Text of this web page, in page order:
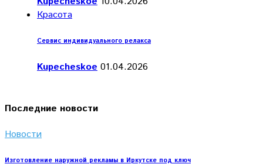
Красота
Сервис индивидуального релакса
Kupecheskoe 01.04.2026
Последние новости
Новости
Изготовление наружной рекламы в Иркутске под ключ